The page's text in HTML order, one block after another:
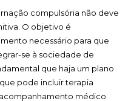
compulsória não deve
O objetivo é
necessário para que
se à sociedade de
que haja um plano
pode incluir terapia
médico